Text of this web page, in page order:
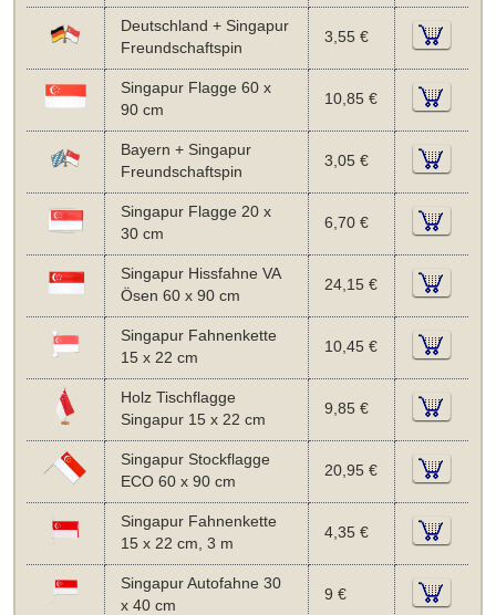
Deutschland + Singapur
Freundschaftspin
3,55 €
Singapur Flagge 60 x
90 cm
10,85 €
Bayern + Singapur
Freundschaftspin
3,05 €
Singapur Flagge 20 x
30 cm
6,70 €
Singapur Hissfahne VA
Ösen 60 x 90 cm
24,15 €
Singapur Fahnenkette
15 x 22 cm
10,45 €
Holz Tischflagge
Singapur 15 x 22 cm
9,85 €
Singapur Stockflagge
ECO 60 x 90 cm
20,95 €
Singapur Fahnenkette
15 x 22 cm, 3 m
4,35 €
Singapur Autofahne 30
x 40 cm
9 €